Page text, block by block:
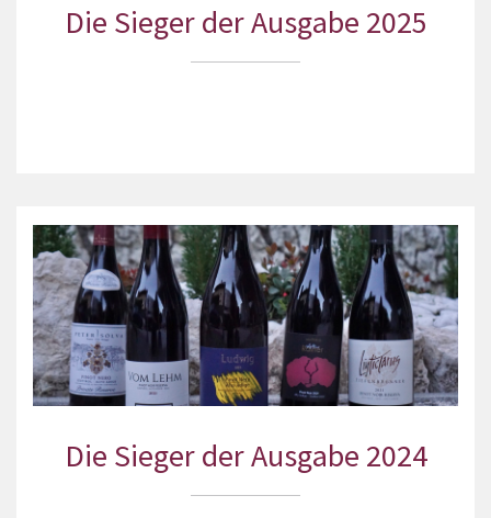
Die Sieger der Ausgabe 2025
Die Sieger der Ausgabe 2024